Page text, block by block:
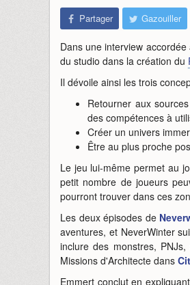
Partager Gazouiller
Dans une interview
du studio dans la création du
Il dévoile ainsi les trois
Retourner aux
des compétences à
Créer un univers
Être au plus proche
Le jeu lui-même permet au
petit nombre de joueurs
pourront trouver dans ces
Les deux épisodes de
aventures, et NeverWinter
inclure des monstres,
Missions d'Architecte dans
Emmert conclut en